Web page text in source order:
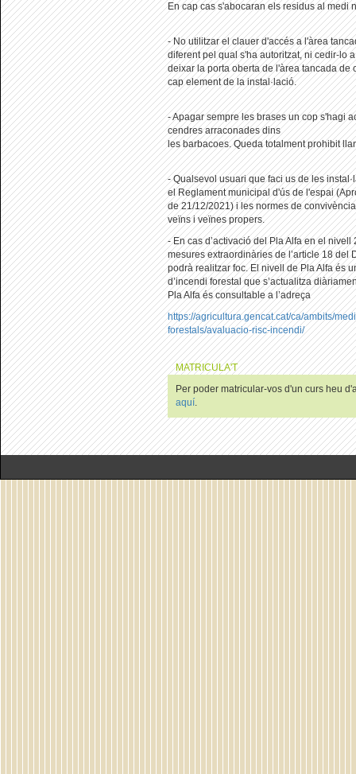
En cap cas s'abocaran els residus al medi
- No utilitzar el clauer d'accés a l'àrea
diferent pel qual s'ha autoritzat, ni cedir-lo
deixar la porta oberta de l'àrea tancada de
cap element de la instal·lació.
- Apagar sempre les brases un cop s'hagi
cendres arraconades dins
les barbacoes. Queda totalment prohibit
- Qualsevol usuari que faci us de les
el Reglament municipal d'ús de l'espai
de 21/12/2021) i les normes de
veïns i veïnes propers.
- En cas d’activació del Pla Alfa en el
mesures extraordinàries de l’article 18 del
podrà realitzar foc. El nivell de Pla Alfa és
d’incendi forestal que s’actualitza
Pla Alfa és consultable a l’adreça
https://agricultura.gencat.cat/ca/ambits/
forestals/avaluacio-risc-incendi/
MATRICULA'T
Per poder matricular-vos d'un curs heu
aquí.